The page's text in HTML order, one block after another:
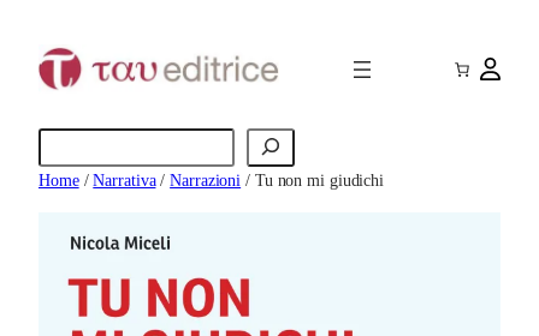
contenuto
Home/Narrativa/Narrazioni / Tu non mi giudichi